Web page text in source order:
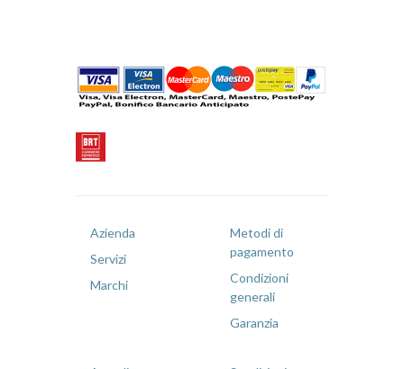
Azienda
Servizi
Marchi
Metodi di
pagamento
Condizioni
generali
Garanzia